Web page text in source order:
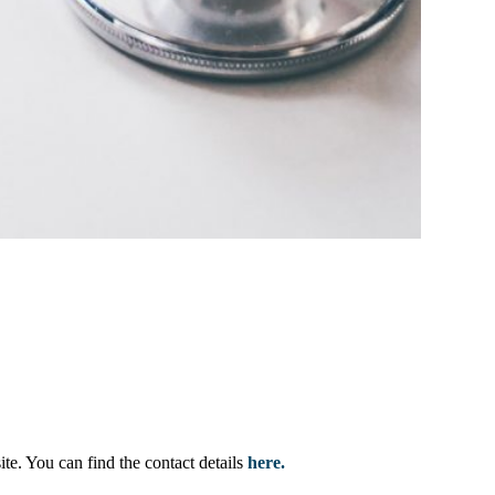
You can find the contact details here.